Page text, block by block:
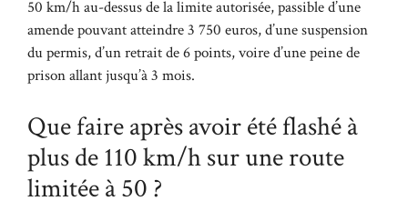
50 km/h au-dessus de la limite autorisée, passible d’une
amende pouvant atteindre 3 750 euros, d’une suspension
du permis, d’un retrait de 6 points, voire d’une peine de
prison allant jusqu’à 3 mois.
Que faire après avoir été flashé à
plus de 110 km/h sur une route
limitée à 50 ?